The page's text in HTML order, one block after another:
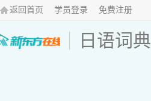
返回首页 学员登录 免费注册
日语词典